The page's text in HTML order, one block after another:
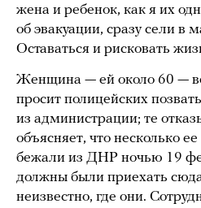
жена и ребенок, как я их
об эвакуации, сразу сели в
Оставаться и рисковать
Женщина — ей около 60 —
просит полицейских
из администрации; те
объясняет, что несколько
бежали из ДНР ночью 19
должны были приехать
неизвестно, где они.